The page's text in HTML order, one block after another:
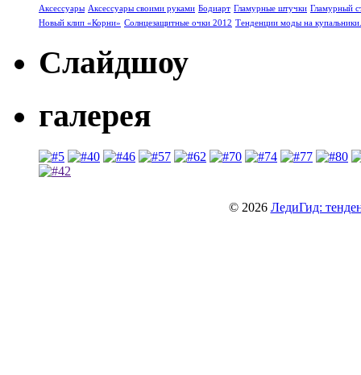
Аксессуары Аксессуары своими руками Бодиарт Гламурные штучки Гламурный
Новый клип «Корни» Солнцезащитные очки 2012 Тенденции моды на купальники.
Слайдшоу
галерея
© 2026 ЛедиГид: